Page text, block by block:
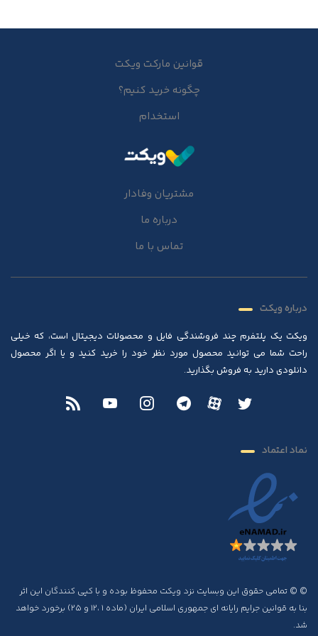
قوانین مارکت ویکت
چگونه خرید کنیم؟
استخدام
مشتریان وفادار
درباره ما
تماس با ما
درباره ویکت
ویکت یک پلتفرم چند فروشندگی فایل و محصولات دیجیتال است، که خیلی
راحت شما می توانید محصول مورد نظر خود را خرید کنید و یا اگر محصول
دانلودی دارید به فروش بگذارید.
نماد اعتماد
© © تمامی حقوق این وبسایت نزد ویکت محفوظ بوده و با کپی کنندگان این اثر
بنا به قوانین جرایم رایانه ای جمهوری اسلامی ایران (ماده ۱ ،۱۲ و ۲۵) برخورد خواهد
شد.